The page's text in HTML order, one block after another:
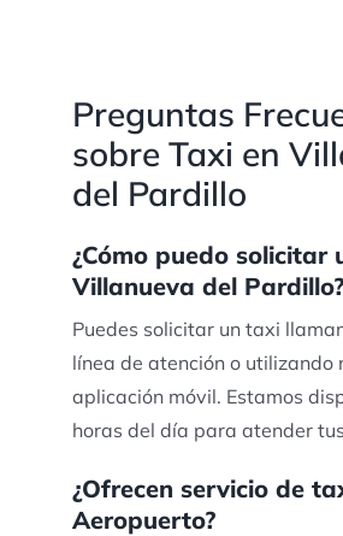
Preguntas
sobre Taxi en
del Pardillo
¿Cómo puedo solicitar
Villanueva del Pardillo?
Puedes solicitar un taxi
línea de atención o utilizando
aplicación móvil. Estamos
horas del día para atender
¿Ofrecen servicio de
Aeropuerto?